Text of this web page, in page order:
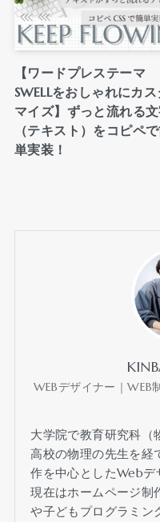
【ワードプレステーマ
SWELLをおしゃれにカス
マイズ】ずっと流れる
（テキスト）をコピペ
単実装！
WEBデザイナー｜WEB
大学院で教育研究科（
高校の物理の先生を経
作を中心としたWebデ
現在はホームページ制
や子どもプログラミン